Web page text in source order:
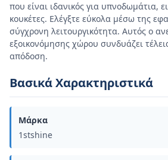
που είναι ιδανικός για υπνοδωμάτια,
κουκέτες. Ελέγξτε εύκολα μέσω της
σύγχρονη λειτουργικότητα. Αυτός ο
εξοικονόμησης χώρου συνδυάζει
απόδοση.
Βασικά Χαρακτηριστικά
Μάρκα
1stshine